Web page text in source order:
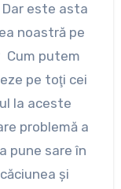
este asta
noastră pe
Cum putem
pe toţi cei
la aceste
problemă a
pune sare în
şi